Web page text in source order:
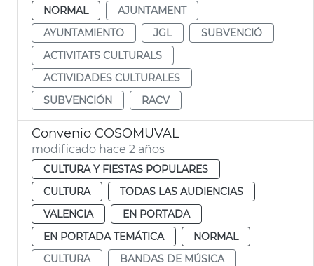
NORMAL
AJUNTAMENT
AYUNTAMIENTO
JGL
SUBVENCIÓ
ACTIVITATS CULTURALS
ACTIVIDADES CULTURALES
SUBVENCIÓN
RACV
Convenio COSOMUVAL
modificado hace 2 años
CULTURA Y FIESTAS POPULARES
CULTURA
TODAS LAS AUDIENCIAS
VALENCIA
EN PORTADA
EN PORTADA TEMÁTICA
NORMAL
CULTURA
BANDAS DE MÚSICA